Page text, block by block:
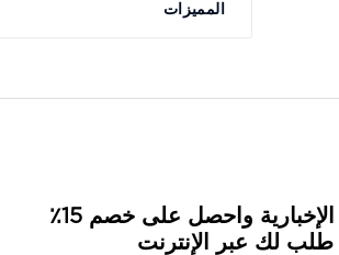
المميزات
اشترك في النشرة الإخبارية واحصل على خصم 15٪
لك عبر الإنترنت